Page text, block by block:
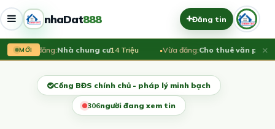
nhaDat888 Đăng tin
MỚI
Vừa đăng:Nhà chung cư14 Triệu Vừa đăng:Cho thuê văn phòng
×
Cổng BĐS chính chủ - pháp lý minh bạch
307người đang xem tin